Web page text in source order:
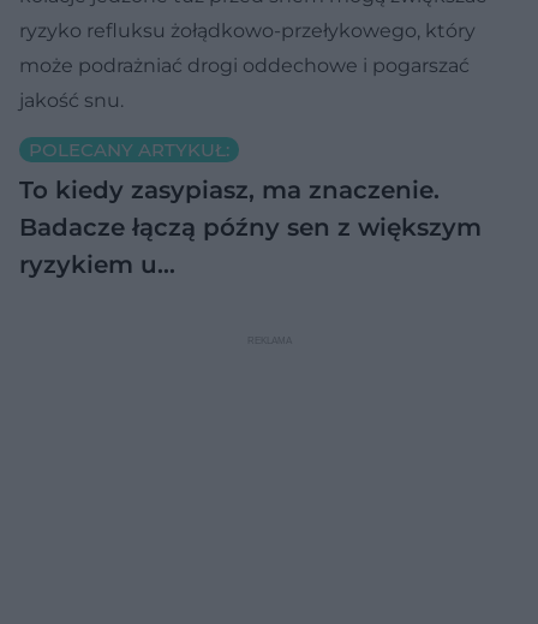
ryzyko refluksu żołądkowo-przełykowego, który
może podrażniać drogi oddechowe i pogarszać
jakość snu.
POLECANY ARTYKUŁ:
To kiedy zasypiasz, ma znaczenie.
Badacze łączą późny sen z większym
ryzykiem u…